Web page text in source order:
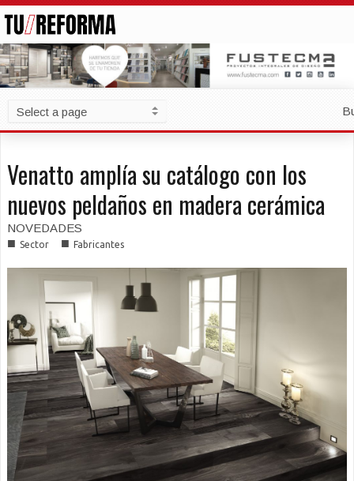
Venatto amplía su catálogo con los
nuevos peldaños en madera cerámica
NOVEDADES
■ Sector ■ Fabricantes